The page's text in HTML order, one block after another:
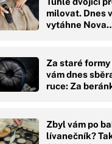
milovat. Dnes
vytáhne
Za staré formy
vám dnes
ruce: Za
Zbyl vám po
lívanečník?